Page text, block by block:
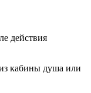
действия
кабины душа или